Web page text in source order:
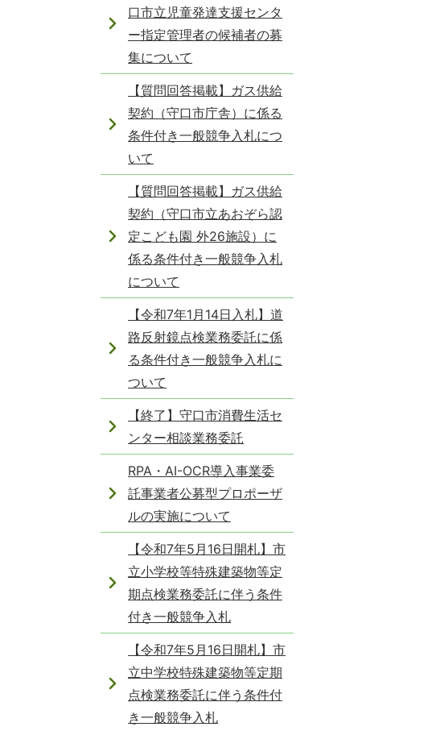
口市立児童発達支援センタ
ー指定管理者の候補者の募
集について
【質問回答掲載】ガス供給
契約（守口市庁舎）に係る
条件付き一般競争入札につ
いて
【質問回答掲載】ガス供給
契約（守口市立あおぞら認
定こども園 外26施設）に
係る条件付き一般競争入札
について
【令和7年1月14日入札】道
路反射鏡点検業務委託に係
る条件付き一般競争入札に
ついて
【終了】守口市消費生活セ
ンター相談業務委託
RPA・AI-OCR導入事業委
託事業者公募型プロポーザ
ルの実施について
【令和7年5月16日開札】市
立小学校等特殊建築物等定
期点検業務委託に伴う条件
付き一般競争入札
【令和7年5月16日開札】市
立中学校特殊建築物等定期
点検業務委託に伴う条件付
き一般競争入札